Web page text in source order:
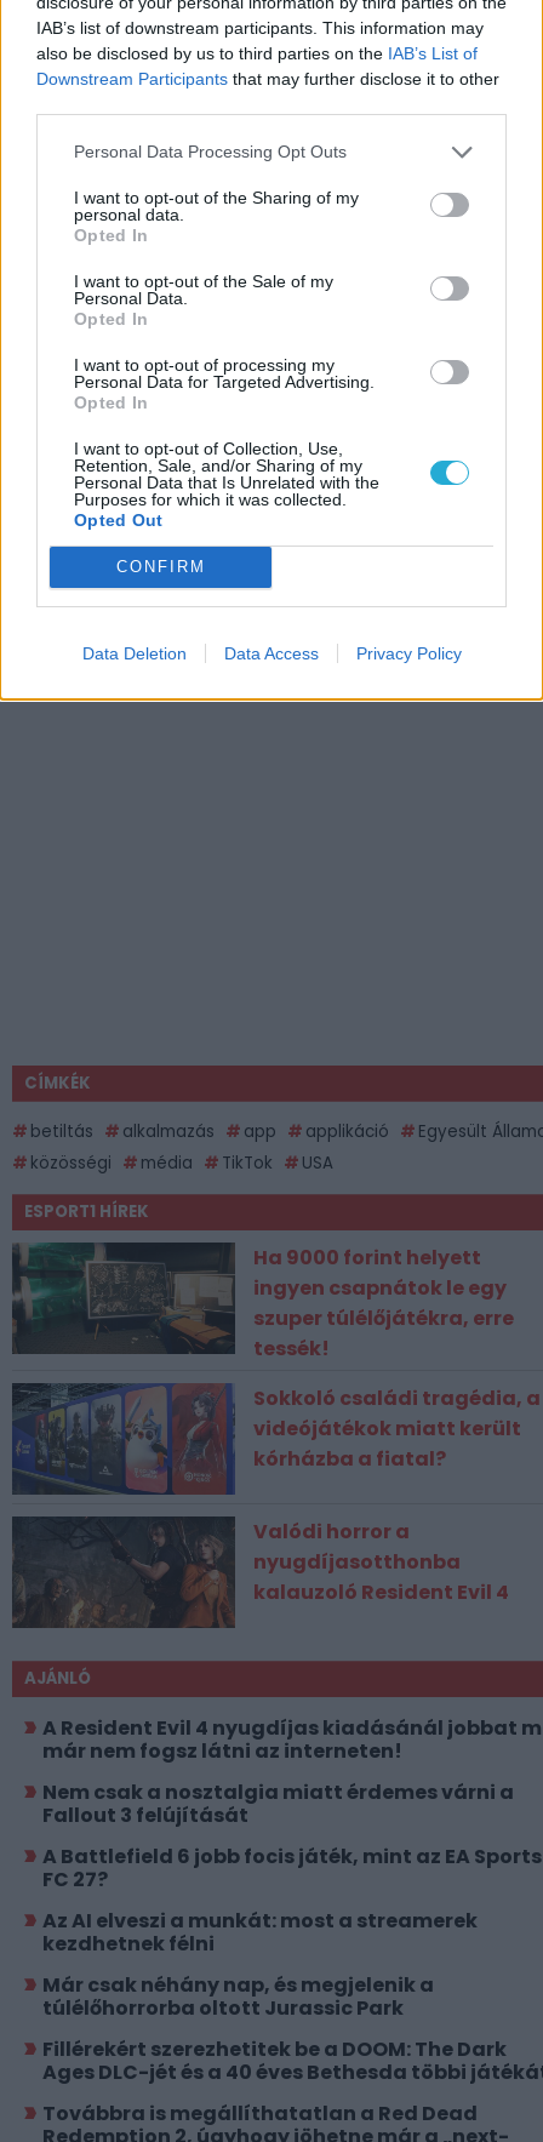
IAB’s list of downstream participants. This information may
also be disclosed by us to third parties on the IAB’s List of
Downstream Participants that may further disclose it to other
Personal Data Processing Opt Outs
I want to opt-out of the Sharing of my
personal data.
Opted In
I want to opt-out of the Sale of my
Personal Data.
Opted In
I want to opt-out of processing my
Personal Data for Targeted Advertising.
Opted In
I want to opt-out of Collection, Use,
Retention, Sale, and/or Sharing of my
Personal Data that Is Unrelated with the
Purposes for which it was collected.
Opted Out
CONFIRM
Data Deletion Data Access Privacy Policy
Lionsgate, bannolták a TikTok-fiókjukat
Nem a Fortnite és nem is a Roblox a
legnépszerűbb játék TikTokon
LEGFRISSEBB VIDEÓNK
CÍMKÉK
betiltás alkalmazás app applikáció
Egyesült
közösségi
média TikTok USA
ESPORT1 HÍREK
Ha 9000 forint helyett
ingyen csapnátok le egy
szuper túlélőjátékra, erre
tessék!
Sokkoló családi tragédia, a
videójátékok miatt került
kórházba a fiatal?
Valódi horror a
nyugdíjasotthonba
kalauzoló Resident Evil 4
AJÁNLÓ
A Resident Evil 4 nyugdíjas kiadásánál jobbat
már nem fogsz látni az interneten!
Nem csak a nosztalgia miatt érdemes várni a
Fallout 3 felújítását
A Battlefield 6 jobb focis játék, mint az EA Sports
FC 27?
Az AI elveszi a munkát: most a streamerek
kezdhetnek félni
Már csak néhány nap, és megjelenik a
túlélőhorrorba oltott Jurassic Park
Fillérekért szerezhetitek be a DOOM: The Dark
Ages DLC-jét és a 40 éves Bethesda többi
Továbbra is megállíthatatlan a Red Dead